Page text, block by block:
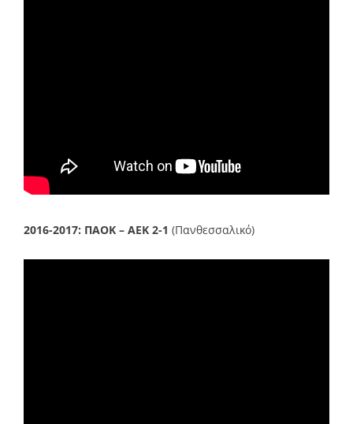
2016-2017: ΠΑΟΚ – ΑΕΚ 2-1 (Πανθεσσαλικό)